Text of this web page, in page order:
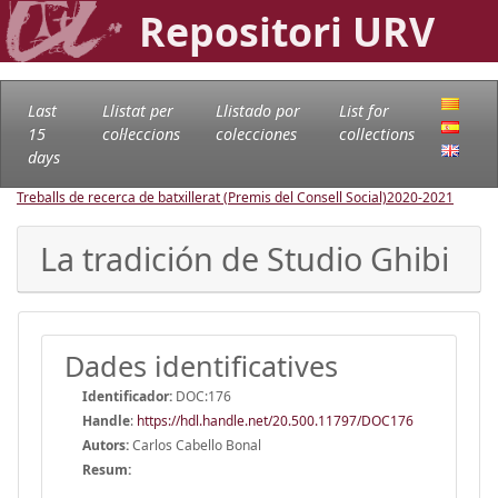
Repositori URV
Last
15
days
Llistat per
col·leccions
Llistado por
colecciones
List for
collections
Treballs de recerca de batxillerat (Premis del Consell Social)2020-2021
La tradición de Studio Ghibi
Dades identificatives
Identificador: DOC:176
Handle: https://hdl.handle.net/20.500.11797/DOC176
Autors:Carlos Cabello Bonal
Resum: